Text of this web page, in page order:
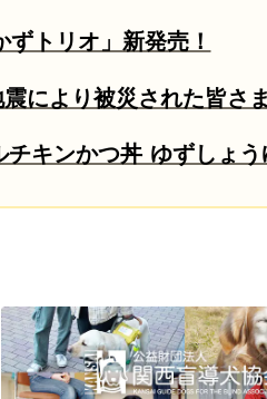
ずトリオ」新発売！
により被災された皆さ
キンかつ丼 ゆずしょう